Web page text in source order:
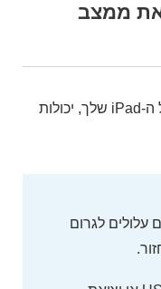
ממצב
אם אינך יכול לצאת ממצב השחזור של ה-iPad שלך, יכולות
עלולים לגרום